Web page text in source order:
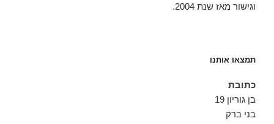
וגישור מאז שנת 2004.
תמצאו אותנו
כתובת
בן גוריון 19
בני ברק